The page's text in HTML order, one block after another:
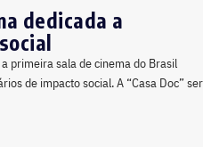
dedicada a
primeira sala de cinema do Brasil
de impacto social. A “Casa Doc”